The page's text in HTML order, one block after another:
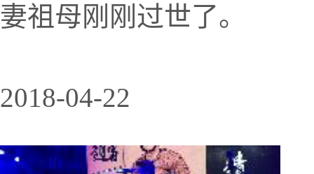
妻祖母刚刚过世了。
2018-04-22